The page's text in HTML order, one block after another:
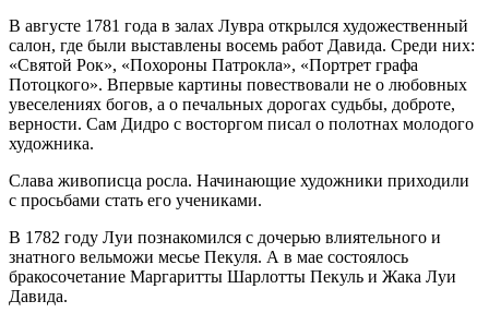
В августе 1781 года в залах Лувра открылся художественный
салон, где были выставлены восемь работ Давида. Среди них:
«Святой Рок», «Похороны Патрокла», «Портрет графа
Потоцкого». Впервые картины повествовали не о любовных
увеселениях богов, а о печальных дорогах судьбы, доброте,
верности. Сам Дидро с восторгом писал о полотнах молодого
художника.
Слава живописца росла. Начинающие художники приходили
с просьбами стать его учениками.
В 1782 году Луи познакомился с дочерью влиятельного и
знатного вельможи месье Пекуля. А в мае состоялось
бракосочетание Маргаритты Шарлотты Пекуль и Жака Луи
Давида.